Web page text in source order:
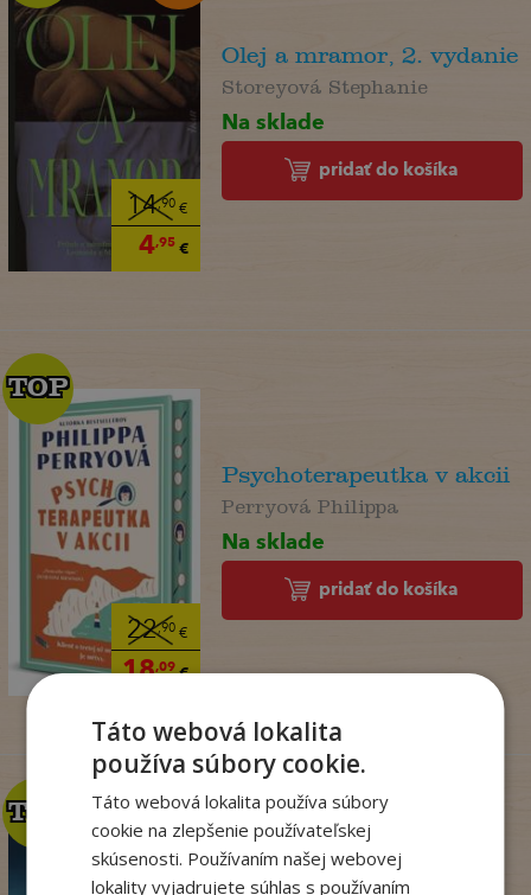
14,90€
4,95€
Olej a mramor, 2. vydanie
Storeyová Stephanie
Na sklade
pridať do košíka
22,90€
18,09€
TOP
TOP
Psychoterapeutka v akcii
Perryová Philippa
Na sklade
pridať do košíka
TOP
TOP
Táto webová lokalita
používa súbory cookie.
Táto webová lokalita používa súbory
cookie na zlepšenie používateľskej
skúsenosti. Používaním našej webovej
lokality vyjadrujete súhlas s používaním